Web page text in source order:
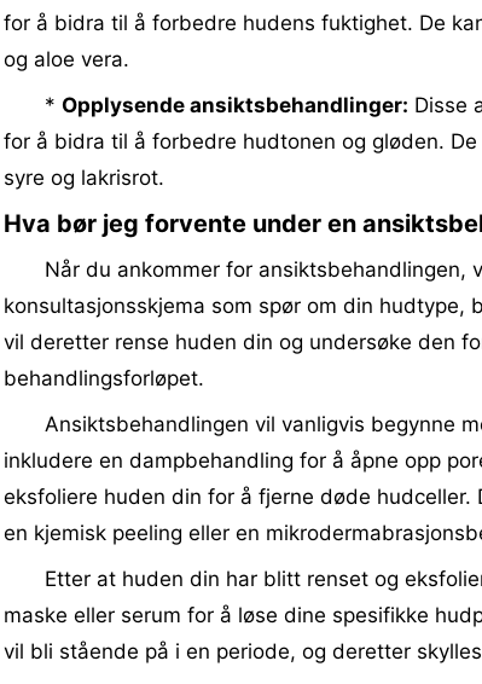
for å bidra til å forbedre hudens fuktighet. De
og aloe vera.
* Opplysende ansiktsbehandlinger: Disse
for å bidra til å forbedre hudtonen og gløden.
syre og lakrisrot.
Hva bør jeg forvente under en
Når du ankommer for ansiktsbehandlingen,
konsultasjonsskjema som spør om din hudtype,
vil deretter rense huden din og undersøke den
behandlingsforløpet.
Ansiktsbehandlingen vil vanligvis begynne
inkludere en dampbehandling for å åpne opp
eksfoliere huden din for å fjerne døde hudceller.
en kjemisk peeling eller en
Etter at huden din har blitt renset og
maske eller serum for å løse dine spesifikke
vil bli stående på i en periode, og deretter